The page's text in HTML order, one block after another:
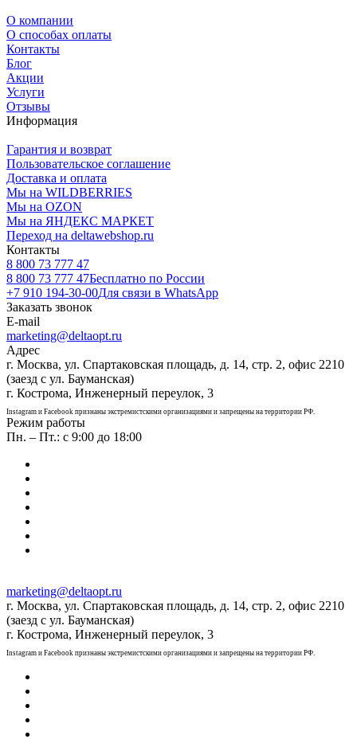
О компании
О способах оплаты
Контакты
Блог
Акции
Услуги
Отзывы
Информация
Гарантия и возврат
Пользовательское соглашение
Доставка и оплата
Мы на WILDBERRIES
Мы на OZON
Мы на ЯНДЕКС МАРКЕТ
Переход на deltawebshop.ru
Контакты
8 800 73 777 47
8 800 73 777 47Бесплатно по России
+7 910 194-30-00Для связи в WhatsApp
Заказать звонок
E-mail
marketing@deltaopt.ru
Адрес
г. Москва, ул. Спартаковская площадь, д. 14, стр. 2, офис 2210
(заезд с ул. Бауманская)
г. Кострома, Инженерный переулок, 3
Instagram и Facebook признаны экстремистскими организациями и запрещены на территории РФ.
Режим работы
Пн. – Пт.: с 9:00 до 18:00
marketing@deltaopt.ru
г. Москва, ул. Спартаковская площадь, д. 14, стр. 2, офис 2210
(заезд с ул. Бауманская)
г. Кострома, Инженерный переулок, 3
Instagram и Facebook признаны экстремистскими организациями и запрещены на территории РФ.